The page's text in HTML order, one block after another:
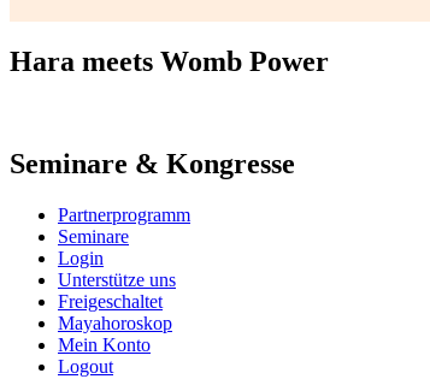
Hara meets Womb Power
Seminare & Kongresse
Partnerprogramm
Seminare
Login
Unterstütze uns
Freigeschaltet
Mayahoroskop
Mein Konto
Logout